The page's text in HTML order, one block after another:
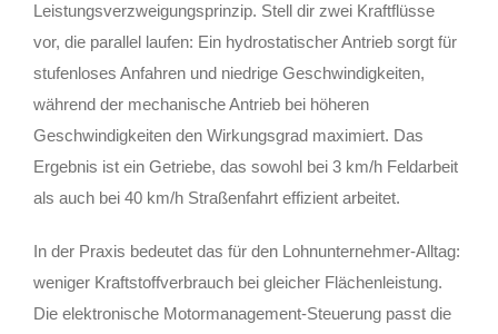
Leistungsverzweigungsprinzip. Stell dir zwei Kraftflüsse
vor, die parallel laufen: Ein hydrostatischer Antrieb sorgt für
stufenloses Anfahren und niedrige Geschwindigkeiten,
während der mechanische Antrieb bei höheren
Geschwindigkeiten den Wirkungsgrad maximiert. Das
Ergebnis ist ein Getriebe, das sowohl bei 3 km/h Feldarbeit
als auch bei 40 km/h Straßenfahrt effizient arbeitet.
In der Praxis bedeutet das für den Lohnunternehmer-Alltag:
weniger Kraftstoffverbrauch bei gleicher Flächenleistung.
Die elektronische Motormanagement-Steuerung passt die